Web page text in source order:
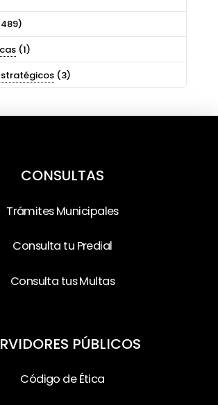
(1)
(3)
CONSULTAS
Trámites Municipales
Consulta tu Predial
Consulta tus Multas
PÚBLICOS
Código de Ética